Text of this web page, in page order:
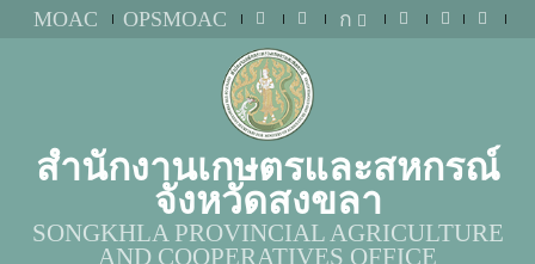
MOAC OPSMOAC ก
สำนักงานเกษตรและสหกรณ์
จังหวัดสงขลา
SONGKHLA PROVINCIAL AGRICULTURE
AND COOPERATIVES OFFICE